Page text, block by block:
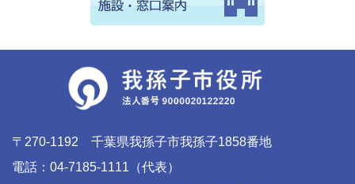
〒270-1192 千葉県我孫子市我孫子1858番地
電話：04-7185-1111（代表）